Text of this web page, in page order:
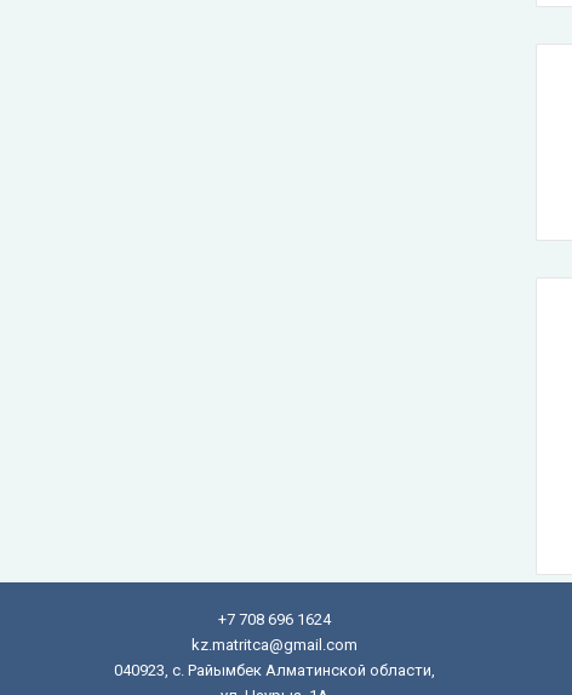
+7 708 696 1624
kz.matritca@gmail.com
040923, с. Райымбек Алматинской области,